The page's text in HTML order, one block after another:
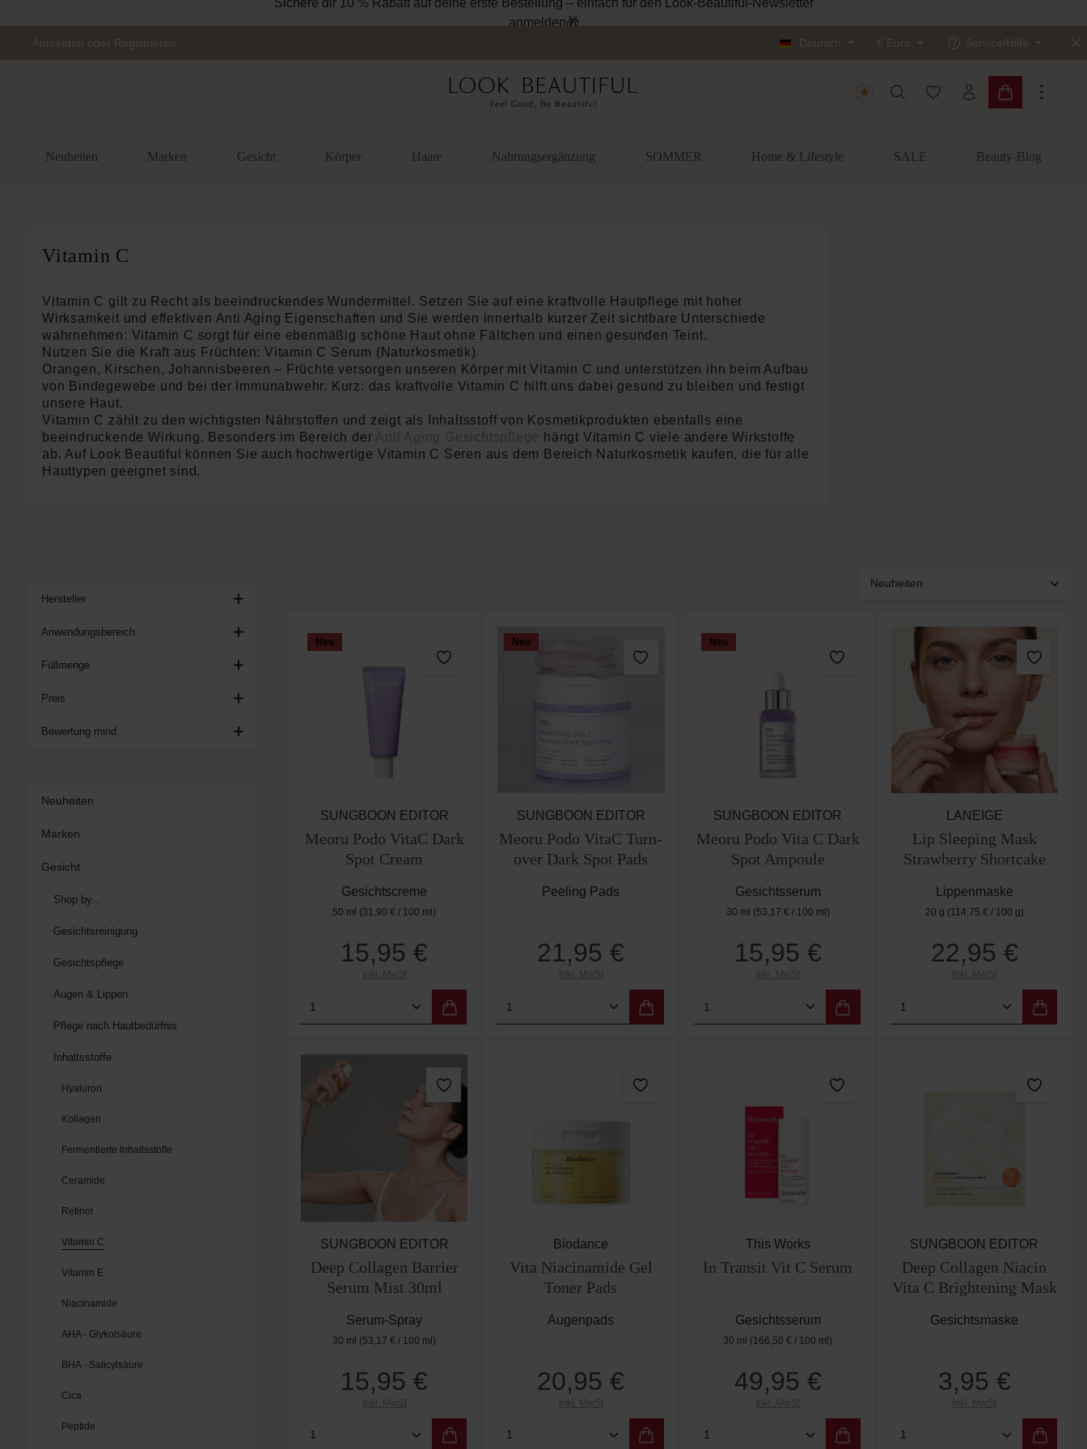
Anmelden oder Registrieren Deutsch € Euro Service/Hilfe
Du hast 0 Produkte auf
Warenkorb
Neuheiten Marken Gesicht Körper Haare Nahrungsergänzung SOMMER Home & Lifestyle SALE Beauty-Blog
Vitamin C
Vitamin C gilt zu Recht als beeindruckendes Wundermittel. Setzen Sie auf eine kraftvolle Hautpflege mit hoher
Wirksamkeit und effektiven Anti Aging Eigenschaften und Sie werden innerhalb kurzer Zeit sichtbare Unterschiede
wahrnehmen: Vitamin C sorgt für eine ebenmäßig schöne Haut ohne Fältchen und einen gesunden Teint.
Nutzen Sie die Kraft aus Früchten: Vitamin C Serum (Naturkosmetik)
Orangen, Kirschen, Johannisbeeren – Früchte versorgen unseren Körper mit Vitamin C und unterstützen ihn beim Aufbau
von Bindegewebe und bei der Immunabwehr. Kurz: das kraftvolle Vitamin C hilft uns dabei gesund zu bleiben und festigt
unsere Haut.
Vitamin C zählt zu den wichtigsten Nährstoffen und zeigt als Inhaltsstoff von Kosmetikprodukten ebenfalls eine
beeindruckende Wirkung. Besonders im Bereich der Anti Aging Gesichtspflege hängt Vitamin C viele andere Wirkstoffe
ab. Auf Look Beautiful können Sie auch hochwertige Vitamin C Seren aus dem Bereich Naturkosmetik kaufen, die für alle
Hauttypen geeignet sind.
Hersteller
Anwendungsbereich
Füllmenge
Preis
Bewertung mind.
Neuheiten
Marken
Gesicht
Shop by...
Gesichtsreinigung
Gesichtspflege
Augen & Lippen
Pflege nach Hautbedürfnis
Inhaltsstoffe
Hyaluron
Kollagen
Fermentierte Inhaltsstoffe
Ceramide
Retinol
Vitamin C
Vitamin E
Niacinamide
AHA - Glykolsäure
BHA - Salicylsäure
Cica
Peptide
Neu
SUNGBOON EDITOR
Meoru Podo VitaC Dark
Spot Cream
Gesichtscreme
50 ml (31,90 € / 100 ml)
Regulärer Preis:
15,95 €
Inkl. MwSt
Produkt Anzahl: Gib den gewünschten Wert ein oder benutze die Schaltflächen um die
Neu
SUNGBOON EDITOR
Meoru Podo VitaC Turn-
over Dark Spot Pads
Peeling Pads
Regulärer Preis:
21,95 €
Inkl. MwSt
Produkt Anzahl: Gib den gewünschten Wert ein oder benutze die
Neu
SUNGBOON EDITOR
Meoru Podo Vita C Dark
Spot Ampoule
Gesichtsserum
30 ml (53,17 € / 100 ml)
Regulärer Preis:
15,95 €
Inkl. MwSt
Produkt Anzahl: Gib den gewünschten Wert
LANEIGE
Lip Sleeping Mask
Strawberry Shortcake
Lippenmaske
20 g (114,75 € / 100 g)
Regulärer Preis:
22,95 €
Inkl. MwSt
Produkt Anzahl: Gib
SUNGBOON EDITOR
Deep Collagen Barrier
Serum Mist 30ml
Serum-Spray
30 ml (53,17 € / 100 ml)
Regulärer Preis:
15,95 €
Inkl. MwSt
Produkt Anzahl: Gib den gewünschten Wert ein oder benutze die Schaltflächen um die
Biodance
Vita Niacinamide Gel
Toner Pads
Augenpads
Regulärer Preis:
20,95 €
Inkl. MwSt
Produkt Anzahl: Gib den gewünschten Wert ein oder benutze die
This Works
In Transit Vit C Serum
Gesichtsserum
30 ml (166,50 € / 100 ml)
Regulärer Preis:
49,95 €
Inkl. MwSt
Produkt Anzahl: Gib den gewünschten Wert
SUNGBOON EDITOR
Deep Collagen Niacin
Vita C Brightening Mask
Gesichtsmaske
Regulärer Preis:
3,95 €
Inkl. MwSt
Produkt Anzahl: Gib